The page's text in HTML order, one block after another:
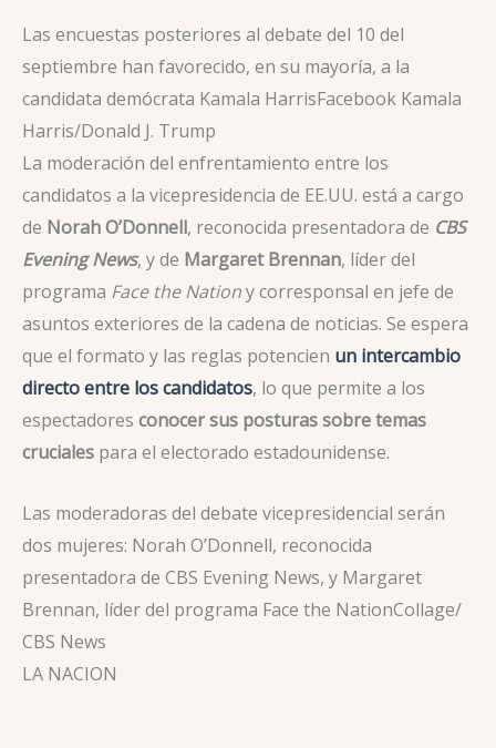
Las encuestas posteriores al debate del 10 del
septiembre han favorecido, en su mayoría, a la
candidata demócrata Kamala HarrisFacebook Kamala
Harris/Donald J. Trump
La moderación del enfrentamiento entre los
candidatos a la vicepresidencia de EE.UU. está a cargo
de Norah O’Donnell, reconocida presentadora de CBS
Evening News, y de Margaret Brennan, líder del
programa Face the Nationy corresponsal en jefe de
asuntos exteriores de la cadena de noticias. Se espera
que el formato y las reglas potencien un intercambio
directo entre los candidatos, lo que permite a los
espectadores conocer sus posturas sobre temas
cruciales para el electorado estadounidense.
Las moderadoras del debate vicepresidencial serán
dos mujeres: Norah O’Donnell, reconocida
presentadora de CBS Evening News, y Margaret
Brennan, líder del programa Face the NationCollage/
CBS News
LA NACION